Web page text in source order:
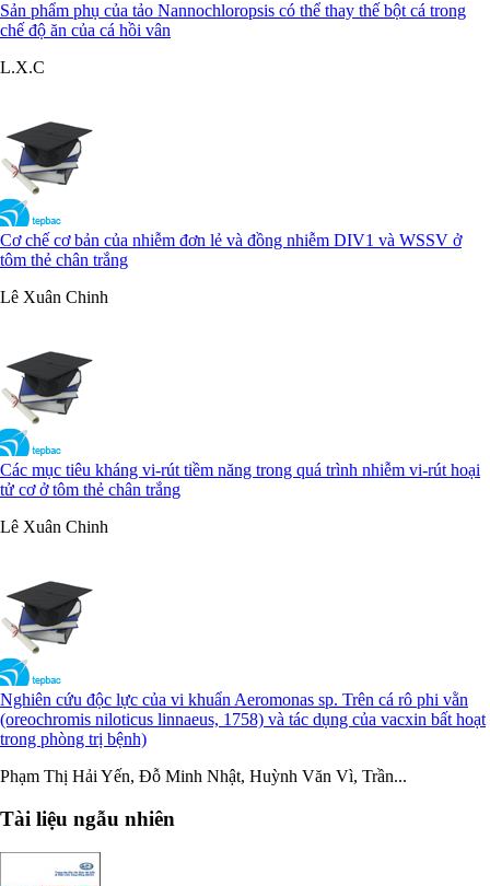
Sản phẩm phụ của tảo Nannochloropsis có thể thay thế bột cá trong
chế độ ăn của cá hồi vân
L.X.C
Cơ chế cơ bản của nhiễm đơn lẻ và đồng nhiễm DIV1 và WSSV ở
tôm thẻ chân trắng
Lê Xuân Chinh
Các mục tiêu kháng vi-rút tiềm năng trong quá trình nhiễm vi-rút hoại
tử cơ ở tôm thẻ chân trắng
Lê Xuân Chinh
Nghiên cứu độc lực của vi khuẩn Aeromonas sp. Trên cá rô phi vằn
(oreochromis niloticus linnaeus, 1758) và tác dụng của vacxin bất hoạt
trong phòng trị bệnh)
Phạm Thị Hải Yến, Đỗ Minh Nhật, Huỳnh Văn Vì, Trần...
Tài liệu ngẫu nhiên